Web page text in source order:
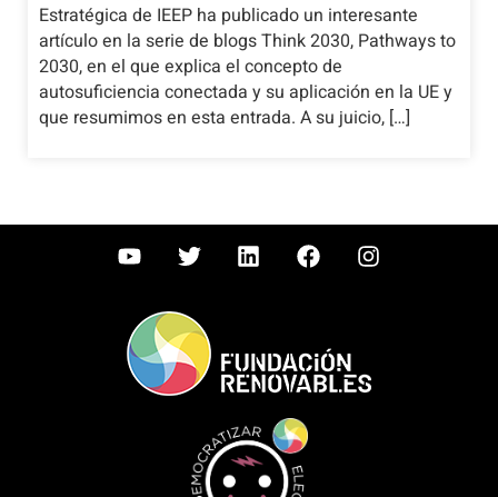
Estratégica de IEEP ha publicado un interesante
artículo en la serie de blogs Think 2030, Pathways to
2030, en el que explica el concepto de
autosuficiencia conectada y su aplicación en la UE y
que resumimos en esta entrada. A su juicio, […]